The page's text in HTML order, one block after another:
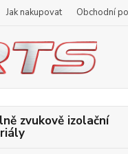
Jak nakupovat Obchodní
zvukově izolační